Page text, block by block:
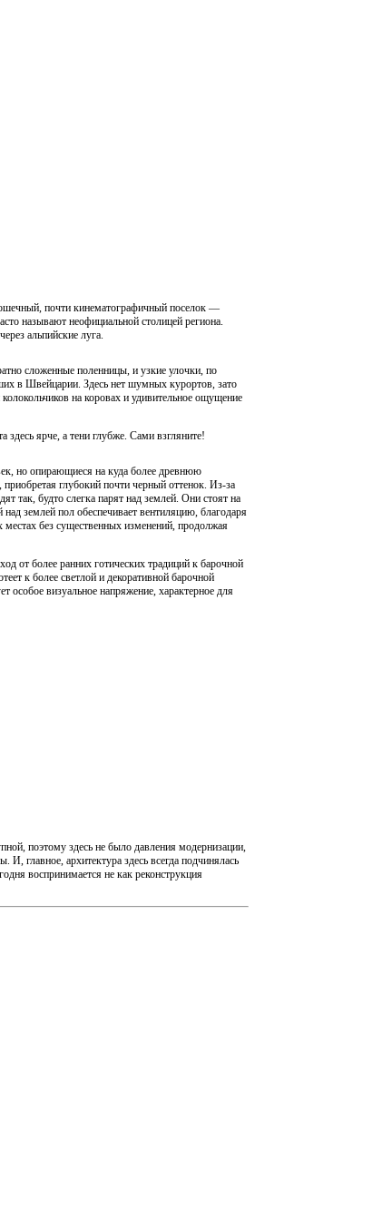
почти кинематографичный поселок —
называют неофициальной столицей региона.
альпийские луга.
сложенные поленницы, и узкие улочки, по
в Швейцарии. Здесь нет шумных курортов, зато
на коровах и удивительное ощущение
ярче, а тени глубже. Сами взгляните!
но опирающиеся на куда более древнюю
глубокий почти черный оттенок. Из-за
так, будто слегка парят над землей. Они стоят на
землей пол обеспечивает вентиляцию, благодаря
без существенных изменений, продолжая
от более ранних готических традиций к барочной
к более светлой и декоративной барочной
особое визуальное напряжение, характерное для
поэтому здесь не было давления модернизации,
главное, архитектура здесь всегда подчинялась
воспринимается не как реконструкция